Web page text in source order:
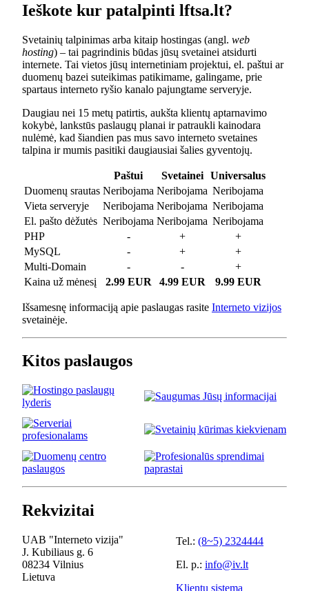
Ieškote kur patalpinti lftsa.lt?
Svetainių talpinimas arba kitaip hostingas (angl. web
hosting) – tai pagrindinis būdas jūsų svetainei atsidurti
internete. Tai vietos jūsų internetiniam projektui, el. paštui ar
duomenų bazei suteikimas patikimame, galingame, prie
spartaus interneto ryšio kanalo pajungtame serveryje.
Daugiau nei 15 metų patirtis, aukšta klientų aptarnavimo
kokybė, lankstūs paslaugų planai ir patraukli kainodara
nulėmė, kad šiandien pas mus savo interneto svetaines
talpina ir mumis pasitiki daugiausiai šalies gyventojų.
Paštui Svetainei
Universalus
Duomenų srautas Neribojama Neribojama Neribojama
Vieta serveryje
Neribojama Neribojama Neribojama
El. pašto dėžutės Neribojama Neribojama Neribojama
PHP
- +
+
MySQL
- +
+
Multi-Domain
- -
+
Kaina už mėnesį
2.99 EUR 4.99 EUR 9.99 EUR
Išsamesnę informaciją apie paslaugas rasite Interneto vizijos
svetainėje.
Kitos paslaugos
Rekvizitai
UAB "Interneto vizija"
J. Kubiliaus g. 6
08234 Vilnius
Lietuva
Tel.: (8~5) 2324444
El. p.: info@iv.lt
Klientų sistema